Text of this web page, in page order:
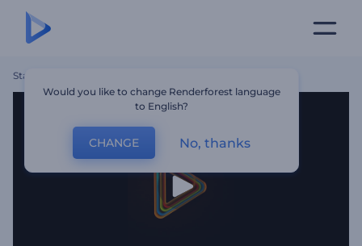
Startseite
Would you like to change Renderforest language
to English?
CHANGE No, thanks